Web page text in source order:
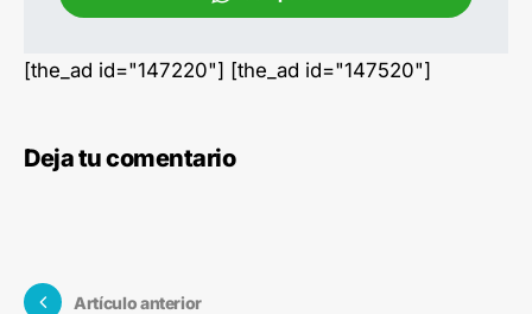
[the_ad id="147220"] [the_ad id="147520"]
Deja tu comentario
Artículo anterior